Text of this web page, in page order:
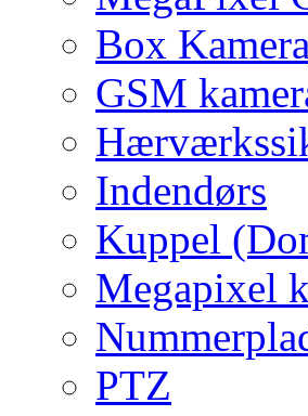
Box Kamera
GSM
Indendørs
Kuppel
Megapixel
PTZ